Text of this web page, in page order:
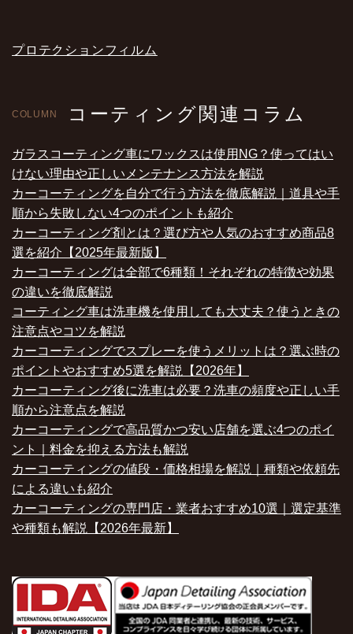
プロテクションフィルム
COLUMN コーティング関連コラム
ガラスコーティング車にワックスは使用NG？使ってはい
けない理由や正しいメンテナンス方法を解説
カーコーティングを自分で行う方法を徹底解説｜道具や手
順から失敗しない4つのポイントも紹介
カーコーティング剤とは？選び方や人気のおすすめ商品8
選を紹介【2025年最新版】
カーコーティングは全部で6種類！それぞれの特徴や効果
の違いを徹底解説
コーティング車は洗車機を使用しても大丈夫？使うときの
注意点やコツを解説
カーコーティングでスプレーを使うメリットは？選ぶ時の
ポイントやおすすめ5選を解説【2026年】
カーコーティング後に洗車は必要？洗車の頻度や正しい手
順から注意点を解説
カーコーティングで高品質かつ安い店舗を選ぶ4つのポイ
ント｜料金を抑える方法も解説
カーコーティングの値段・価格相場を解説｜種類や依頼先
による違いも紹介
カーコーティングの専門店・業者おすすめ10選｜選定基準
や種類も解説【2026年最新】